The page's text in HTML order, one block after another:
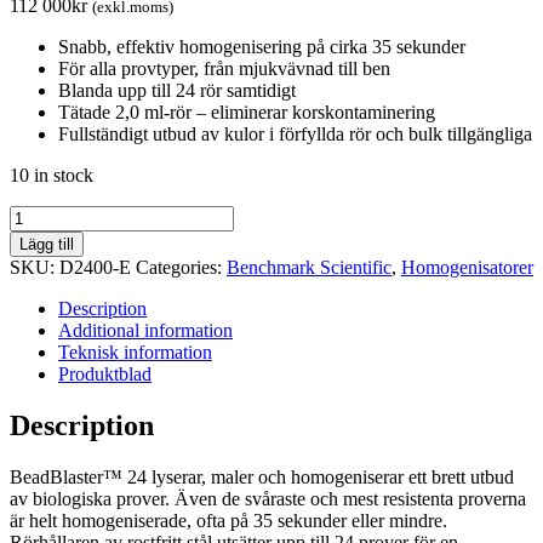
112 000kr (exkl.moms)
Snabb, effektiv homogenisering på cirka 35 sekunder
För alla provtyper, från mjukvävnad till ben
Blanda upp till 24 rör samtidigt
Tätade 2,0 ml-rör – eliminerar korskontaminering
Fullständigt utbud av kulor i förfyllda rör och bulk tillgängliga
10 in stock
BeadBlaster
24
Microtube
Homogenizer
quantity
Lägg till
SKU: D2400-E Categories: Benchmark Scientific, Homogenisatorer
Description
Additional information
Teknisk information
Produktblad
Description
BeadBlaster™ 24 lyserar, maler och homogeniserar ett brett utbud
av biologiska prover. Även de svåraste och mest resistenta proverna
är helt homogeniserade, ofta på 35 sekunder eller mindre.